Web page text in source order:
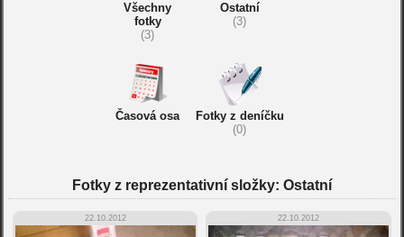
Všechny
fotky
(3)
Ostatní
(3)
Časová osa
Fotky z deníčku
(0)
Fotky z reprezentativní složky: Ostatní
22.10.2012 22.10.2012